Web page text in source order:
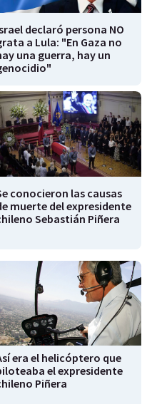
declaró persona NO
a Lula: "En Gaza no
una guerra, hay un
conocieron las causas
muerte del expresidente
Sebastián Piñera
era el helicóptero que
el expresidente
Piñera